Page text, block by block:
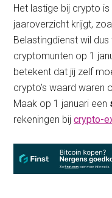
Het lastige bij crypto
jaaroverzicht krijgt,
Belastingdienst wil
cryptomunten op 1
betekent dat jij zelf
crypto’s waard waren
Maak op 1 januari een
rekeningen bijcrypto-